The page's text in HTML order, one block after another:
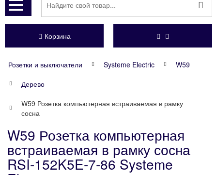
Корзина
Розетки и выключатели Systeme Electric
W59
Дерево
W59 Розетка компьютерная встраиваемая в рамку
сосна
W59 Розетка компьютерная
встраиваемая в рамку сосна
RSI-152K5E-7-86 Systeme